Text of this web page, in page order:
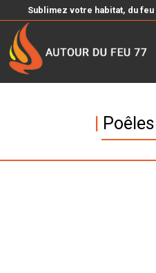
Sublimez votre habitat, du